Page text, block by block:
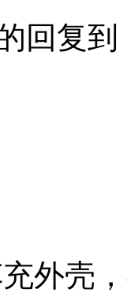
回复
外壳